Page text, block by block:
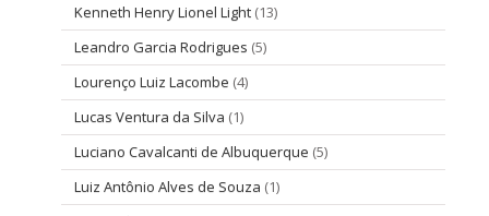
Kenneth Henry Lionel Light (13)
Leandro Garcia Rodrigues (5)
Lourenço Luiz Lacombe (4)
Lucas Ventura da Silva (1)
Luciano Cavalcanti de Albuquerque (5)
Luiz Antônio Alves de Souza (1)